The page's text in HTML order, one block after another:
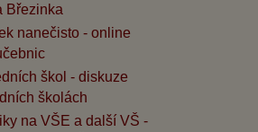
Březinka
nanečisto - online
škol - diskuze
školách
na VŠE a další VŠ -